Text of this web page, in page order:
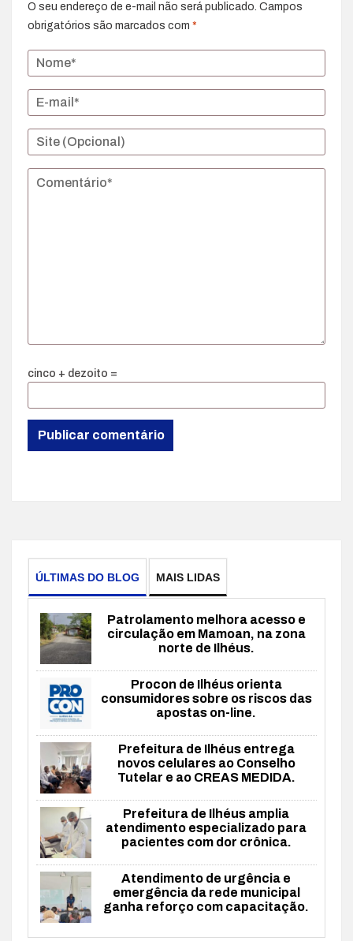
O seu endereço de e-mail não será publicado. Campos
obrigatórios são marcados com *
cinco + dezoito =
ÚLTIMAS DO BLOG MAIS LIDAS
Patrolamento melhora acesso e
circulação em Mamoan, na zona
norte de Ilhéus.
Procon de Ilhéus orienta
consumidores sobre os riscos das
apostas on-line.
Prefeitura de Ilhéus entrega
novos celulares ao Conselho
Tutelar e ao CREAS MEDIDA.
Prefeitura de Ilhéus amplia
atendimento especializado para
pacientes com dor crônica.
Atendimento de urgência e
emergência da rede municipal
ganha reforço com capacitação.